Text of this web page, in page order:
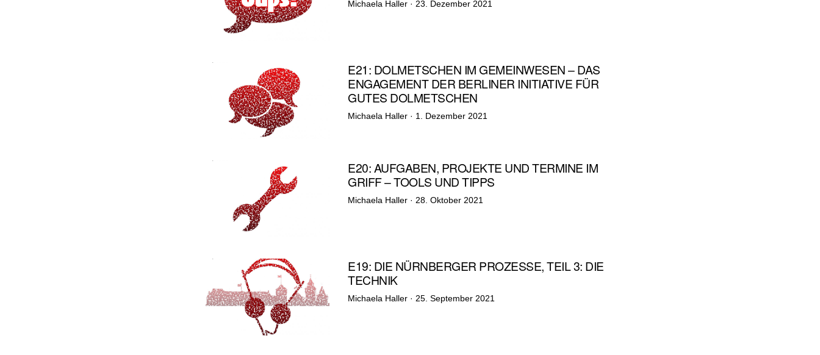
Michaela Haller · Veröffentlicht
23. Dezember 2021
E21: DOLMETSCHEN IM GEMEINWESEN – DAS
ENGAGEMENT DER BERLINER INITIATIVE FÜR
GUTES DOLMETSCHEN
Michaela Haller · Veröffentlicht
1. Dezember 2021
E20: AUFGABEN, PROJEKTE UND TERMINE IM
GRIFF – TOOLS UND TIPPS
Michaela Haller · Veröffentlicht
28. Oktober 2021
E19: DIE NÜRNBERGER PROZESSE, TEIL 3: DIE
TECHNIK
Michaela Haller · Veröffentlicht
25. September 2021